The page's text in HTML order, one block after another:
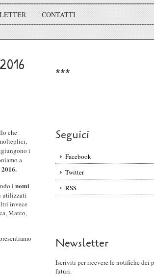
CONTATTI
che
i
a
i nomi
utilizzati
invece
Marco,
***
Seguici
Facebook
Twitter
RSS
Newsletter
Iscriviti per ricevere le notifiche dei
futuri.